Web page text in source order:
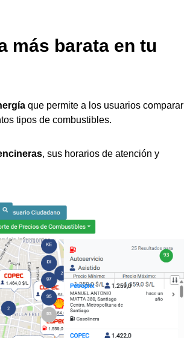
más barata en tu
que permite a los usuarios comparar
tipos de combustibles.
, sus horarios de atención y